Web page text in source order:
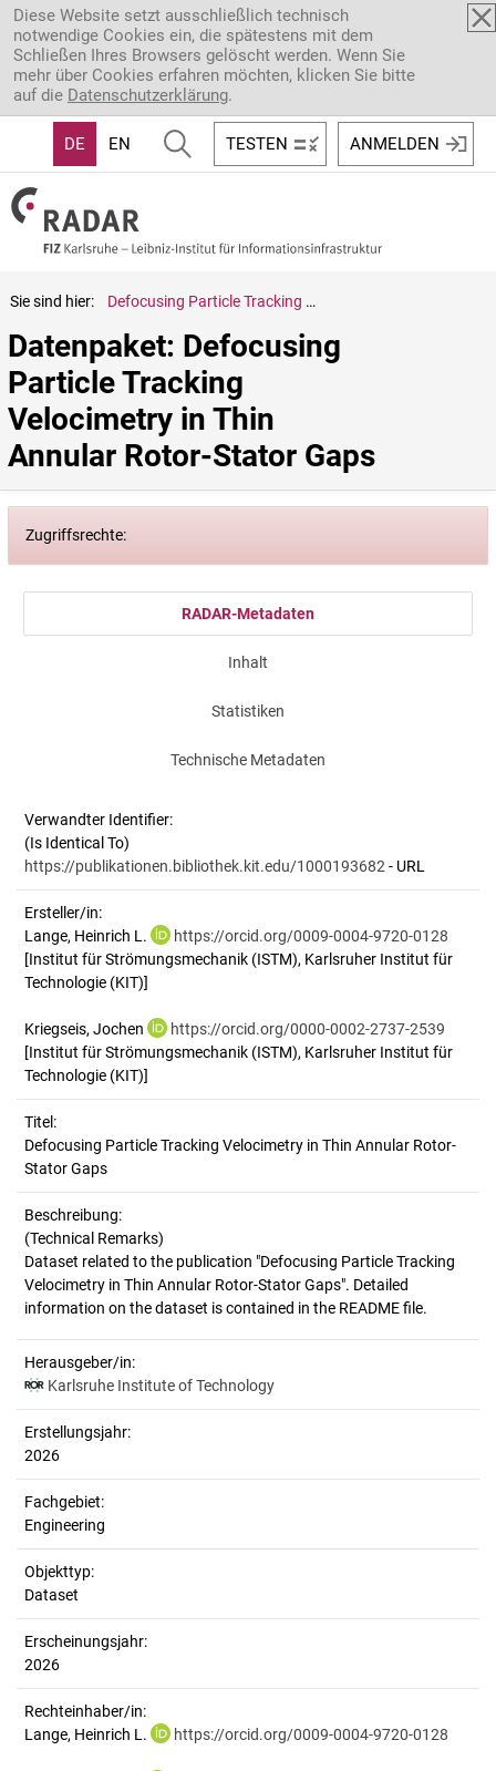
Direkt zum Inhalt
Diese Website setzt ausschließlich technisch
notwendige Cookies ein, die spätestens mit dem
Schließen Ihres Browsers gelöscht werden. Wenn Sie
mehr über Cookies erfahren möchten, klicken Sie bitte
auf die Datenschutzerklärung.
DE EN TESTEN ANMELDEN
Sie sind hier: Defocusing Particle Tracking Velocimetry in Thin Annular Rotor-Stator Gaps
Datenpaket: Defocusing
Particle Tracking
Velocimetry in Thin
Annular Rotor-Stator Gaps
Zugriffsrechte:
RADAR-Metadaten
Inhalt
Statistiken
Technische Metadaten
Verwandter Identifier:
(Is Identical To)
https://publikationen.bibliothek.kit.edu/1000193682 - URL
Ersteller/in:
Lange, Heinrich L.
https://orcid.org/0009-0004-9720-0128
[Institut für Strömungsmechanik (ISTM), Karlsruher Institut für
Technologie (KIT)]
Kriegseis, Jochen
https://orcid.org/0000-0002-2737-2539
[Institut für Strömungsmechanik (ISTM), Karlsruher Institut für
Technologie (KIT)]
Titel:
Defocusing Particle Tracking Velocimetry in Thin Annular Rotor-
Stator Gaps
Beschreibung:
(Technical Remarks)
Dataset related to the publication "Defocusing Particle Tracking
Velocimetry in Thin Annular Rotor-Stator Gaps". Detailed
Herausgeber/in:
Karlsruhe Institute of Technology
Erstellungsjahr:
2026
Fachgebiet:
Engineering
Objekttyp:
Dataset
Erscheinungsjahr:
2026
Rechteinhaber/in:
Lange, Heinrich L.
https://orcid.org/0009-0004-9720-0128